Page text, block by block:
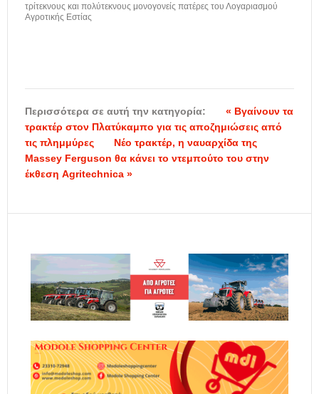
τρίτεκνους και πολύτεκνους μονογονείς πατέρες του Λογαριασμού
Αγροτικής Εστίας
Περισσότερα σε αυτή την κατηγορία:
« Βγαίνουν τα
τρακτέρ στον Πλατύκαμπο για τις αποζημιώσεις από
τις πλημμύρες
Νέο τρακτέρ, η ναυαρχίδα της
Massey Ferguson θα κάνει το ντεμπούτο του στην
έκθεση Agritechnica »